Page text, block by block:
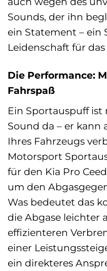
Sounds, der ihn
ein Statement – ein
Leidenschaft für das
Die Performance:
Fahrspaß
Ein Sportauspuff
Sound da – er kann
Ihres Fahrzeugs
Motorsport
für den Kia Pro
um den
Was bedeutet das
die Abgase leichter
effizienteren
einer
ein direkteres